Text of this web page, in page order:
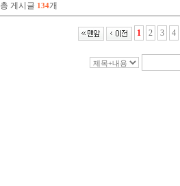
총 게시글 134개
1 2 3 4